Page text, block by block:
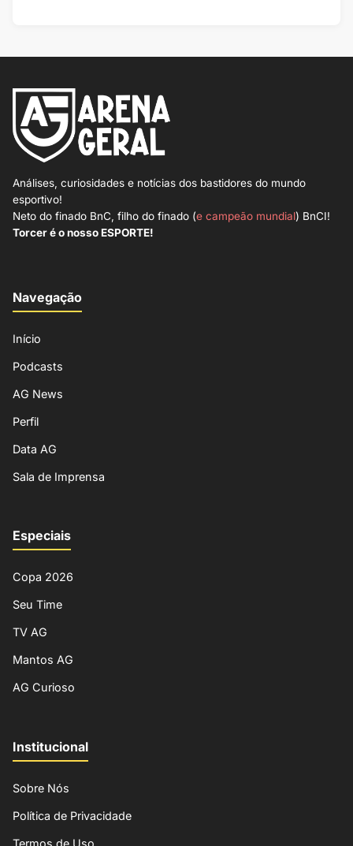
Análises, curiosidades e notícias dos bastidores do mundo
esportivo!
Neto do finado BnC, filho do finado (e campeão mundial) BnCI!
Torcer é o nosso ESPORTE!
Navegação
Início
Podcasts
AG News
Perfil
Data AG
Sala de Imprensa
Especiais
Copa 2026
Seu Time
TV AG
Mantos AG
AG Curioso
Institucional
Sobre Nós
Política de Privacidade
Termos de Uso